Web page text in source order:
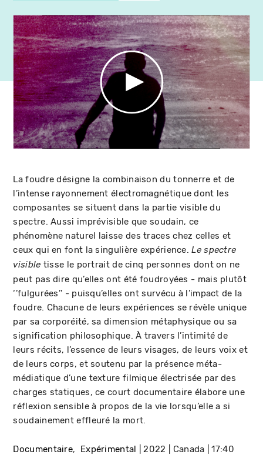
La foudre désigne la combinaison du tonnerre et de
l’intense rayonnement électromagnétique dont les
composantes se situent dans la partie visible du
spectre. Aussi imprévisible que soudain, ce
phénomène naturel laisse des traces chez celles et
ceux qui en font la singulière expérience.Le spectre
visible tisse le portrait de cinq personnes dont on ne
peut pas dire qu’elles ont été foudroyées - mais plutôt
‘’fulgurées’’ - puisqu’elles ont survécu à l’impact de la
foudre. Chacune de leurs expériences se révèle unique
par sa corporéité, sa dimension métaphysique ou sa
signification philosophique. À travers l’intimité de
leurs récits, l’essence de leurs visages, de leurs voix et
de leurs corps, et soutenu par la présence méta-
médiatique d’une texture filmique électrisée par des
charges statiques, ce court documentaire élabore une
réflexion sensible à propos de la vie lorsqu’elle a si
soudainement effleuré la mort.
Documentaire Expérimental 2022 Canada 17:40